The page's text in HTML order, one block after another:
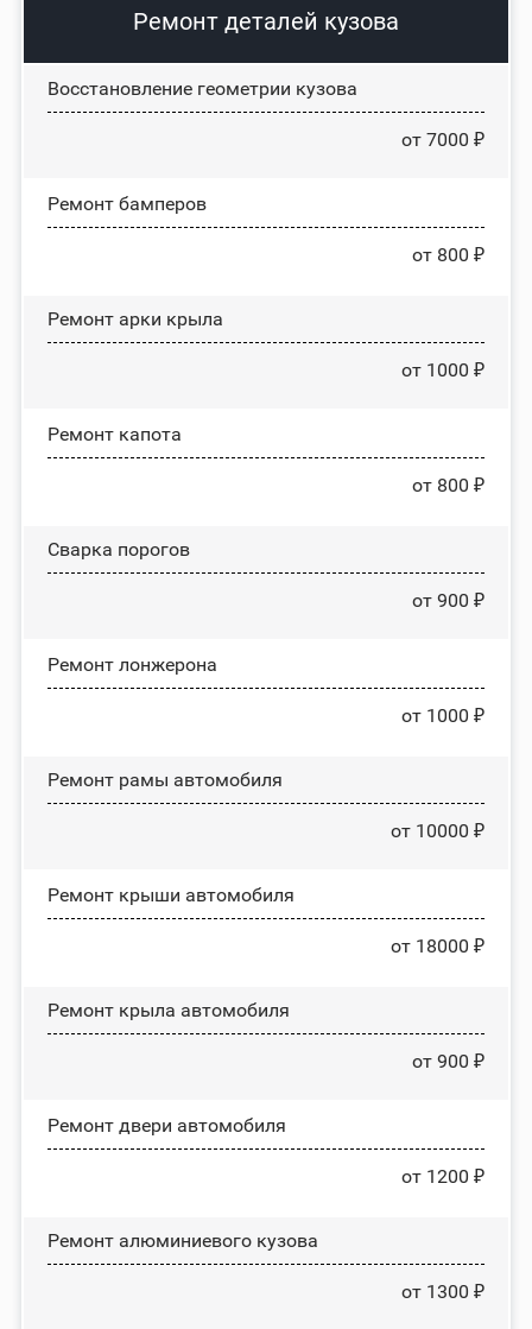
Ремонт деталей кузова
Восстановление геометрии кузова
от 7000 ₽
Ремонт бамперов
от 800 ₽
Ремонт арки крыла
от 1000 ₽
Ремонт капота
от 800 ₽
Сварка порогов
от 900 ₽
Ремонт лонжерона
от 1000 ₽
Ремонт рамы автомобиля
от 10000 ₽
Ремонт крыши автомобиля
от 18000 ₽
Ремонт крыла автомобиля
от 900 ₽
Ремонт двери автомобиля
от 1200 ₽
Ремонт алюминиевого кузова
от 1300 ₽